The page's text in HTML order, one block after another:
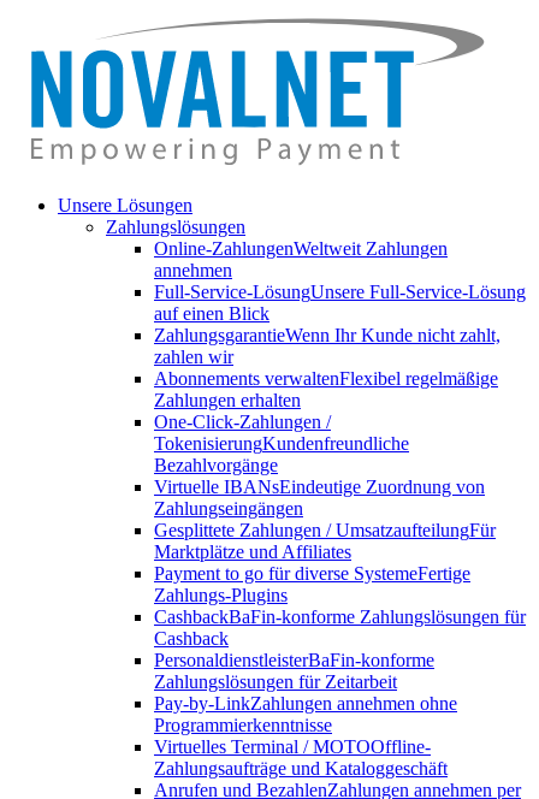
Unsere Lösungen
Zahlungslösungen
Online-ZahlungenWeltweit Zahlungen
annehmen
Full-Service-LösungUnsere Full-Service-Lösung
auf einen Blick
ZahlungsgarantieWenn Ihr Kunde nicht zahlt,
zahlen wir
Abonnements verwaltenFlexibel regelmäßige
Zahlungen erhalten
One-Click-Zahlungen /
TokenisierungKundenfreundliche
Bezahlvorgänge
Virtuelle IBANsEindeutige Zuordnung von
Zahlungseingängen
Gesplittete Zahlungen / UmsatzaufteilungFür
Marktplätze und Affiliates
Payment to go für diverse SystemeFertige
Zahlungs-Plugins
CashbackBaFin-konforme Zahlungslösungen für
Cashback
PersonaldienstleisterBaFin-konforme
Zahlungslösungen für Zeitarbeit
Pay-by-LinkZahlungen annehmen ohne
Programmierkenntnisse
Virtuelles Terminal / MOTOOffline-
Zahlungsaufträge und Kataloggeschäft
Anrufen und BezahlenZahlungen annehmen per